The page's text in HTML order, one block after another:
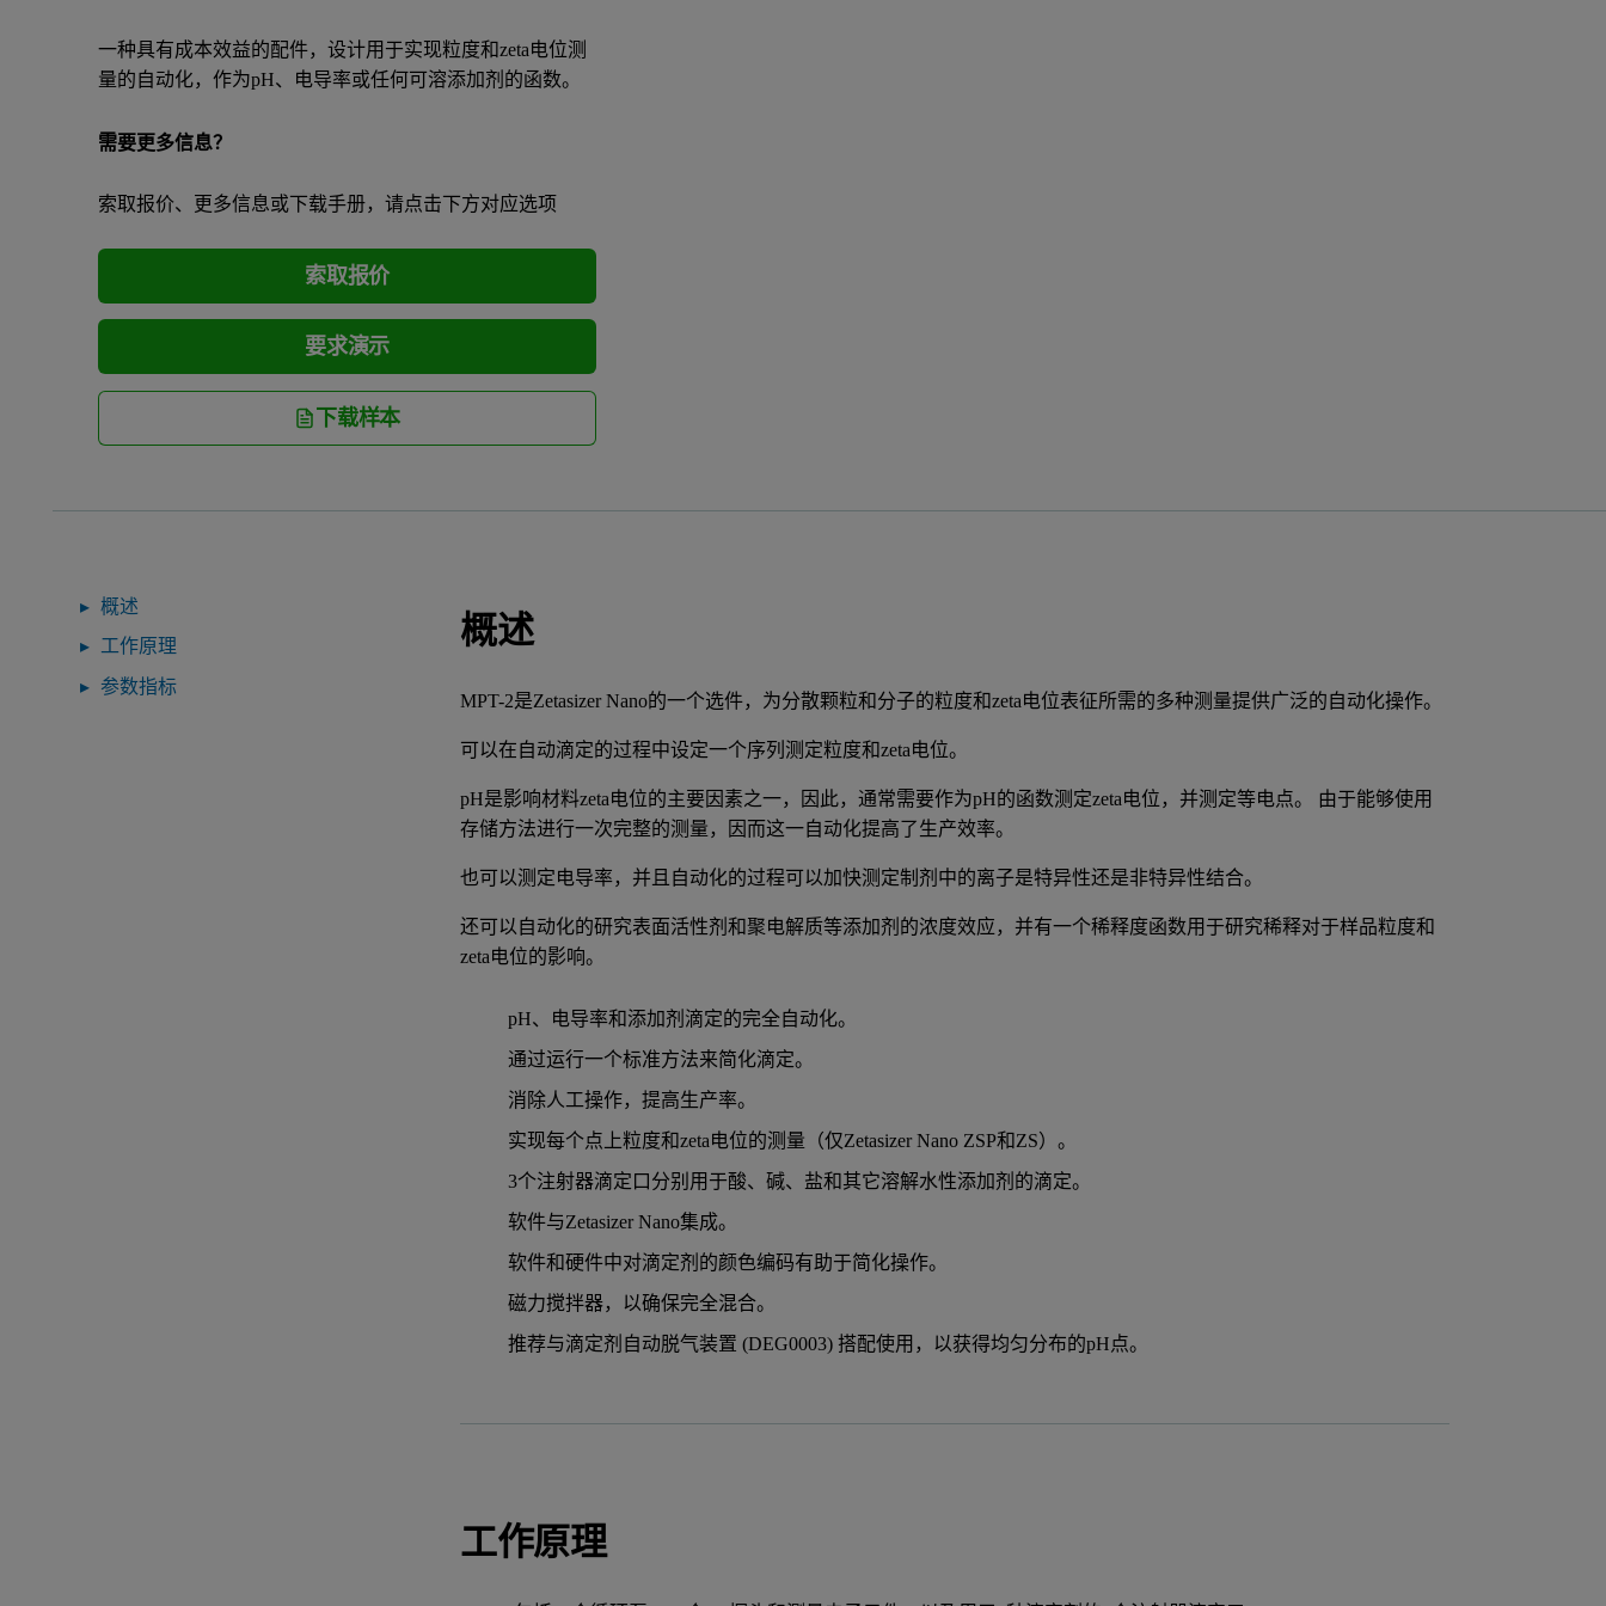
一种具有成本效益的配件，设计用于实现粒度和zeta电位测
量的自动化，作为pH、电导率或任何可溶添加剂的函数。
需要更多信息？
索取报价、更多信息或下载手册，请点击下方对应选项
索取报价
要求演示
下载样本
概述
工作原理
参数指标
概述
MPT-2是Zetasizer Nano的一个选件，为分散颗粒和分子的粒度和zeta电位表征所需的多种测量提供广泛的自动化操作。
可以在自动滴定的过程中设定一个序列测定粒度和zeta电位。
pH是影响材料zeta电位的主要因素之一，因此，通常需要作为pH的函数测定zeta电位，并测定等电点。 由于能够使用
存储方法进行一次完整的测量，因而这一自动化提高了生产效率。
也可以测定电导率，并且自动化的过程可以加快测定制剂中的离子是特异性还是非特异性结合。
还可以自动化的研究表面活性剂和聚电解质等添加剂的浓度效应，并有一个稀释度函数用于研究稀释对于样品粒度和
zeta电位的影响。
pH、电导率和添加剂滴定的完全自动化。
通过运行一个标准方法来简化滴定。
消除人工操作，提高生产率。
实现每个点上粒度和zeta电位的测量（仅Zetasizer Nano ZSP和ZS）。
3个注射器滴定口分别用于酸、碱、盐和其它溶解水性添加剂的滴定。
软件与Zetasizer Nano集成。
软件和硬件中对滴定剂的颜色编码有助于简化操作。
磁力搅拌器，以确保完全混合。
推荐与滴定剂自动脱气装置 (DEG0003) 搭配使用，以获得均匀分布的pH点。
工作原理